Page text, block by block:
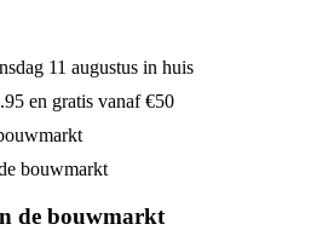
11 augustus in huis
en gratis vanaf €50
bouwmarkt
de bouwmarkt